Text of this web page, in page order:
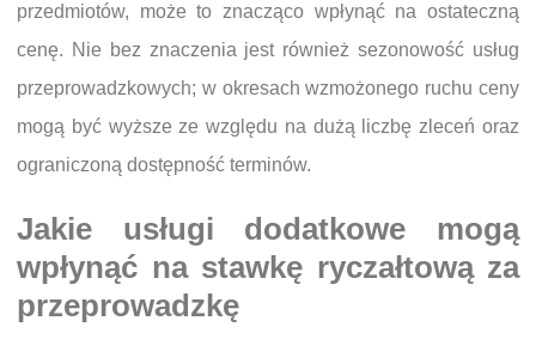
przedmiotów, może to znacząco wpłynąć na ostateczną
cenę. Nie bez znaczenia jest również sezonowość usług
przeprowadzkowych; w okresach wzmożonego ruchu ceny
mogą być wyższe ze względu na dużą liczbę zleceń oraz
ograniczoną dostępność terminów.
Jakie usługi dodatkowe mogą
wpłynąć na stawkę ryczałtową za
przeprowadzkę